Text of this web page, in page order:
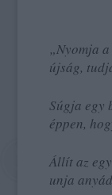
„Nyomja
újság,
Súgja egy
éppen,
Állít az
unja